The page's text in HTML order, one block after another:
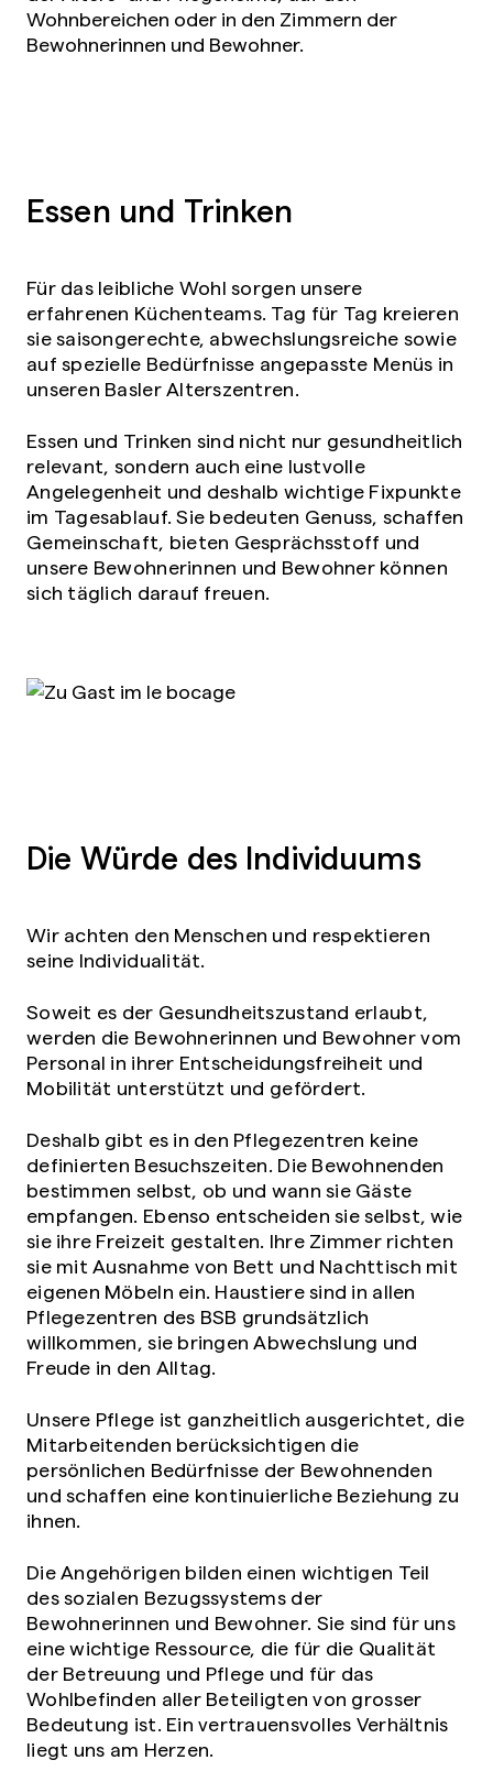
Wohnbereichen oder in den Zimmern der
Bewohnerinnen und Bewohner.
Essen und Trinken
Für das leibliche Wohl sorgen unsere
erfahrenen Küchenteams. Tag für Tag kreieren
sie saisongerechte, abwechslungsreiche sowie
auf spezielle Bedürfnisse angepasste Menüs in
unseren Basler Alterszentren.
Essen und Trinken sind nicht nur gesundheitlich
relevant, sondern auch eine lustvolle
Angelegenheit und deshalb wichtige Fixpunkte
im Tagesablauf. Sie bedeuten Genuss, schaffen
Gemeinschaft, bieten Gesprächsstoff und
unsere Bewohnerinnen und Bewohner können
sich täglich darauf freuen.
Die Würde des Individuums
Wir achten den Menschen und respektieren
seine Individualität.
Soweit es der Gesundheitszustand erlaubt,
werden die Bewohnerinnen und Bewohner vom
Personal in ihrer Entscheidungsfreiheit und
Mobilität unterstützt und gefördert.
Deshalb gibt es in den Pflegezentren keine
definierten Besuchszeiten. Die Bewohnenden
bestimmen selbst, ob und wann sie Gäste
empfangen. Ebenso entscheiden sie selbst, wie
sie ihre Freizeit gestalten. Ihre Zimmer richten
sie mit Ausnahme von Bett und Nachttisch mit
eigenen Möbeln ein. Haustiere sind in allen
Pflegezentren des BSB grundsätzlich
willkommen, sie bringen Abwechslung und
Freude in den Alltag.
Unsere Pflege ist ganzheitlich ausgerichtet, die
Mitarbeitenden berücksichtigen die
persönlichen Bedürfnisse der Bewohnenden
und schaffen eine kontinuierliche Beziehung zu
ihnen.
Die Angehörigen bilden einen wichtigen Teil
des sozialen Bezugssystems der
Bewohnerinnen und Bewohner. Sie sind für uns
eine wichtige Ressource, die für die Qualität
der Betreuung und Pflege und für das
Wohlbefinden aller Beteiligten von grosser
Bedeutung ist. Ein vertrauensvolles Verhältnis
liegt uns am Herzen.